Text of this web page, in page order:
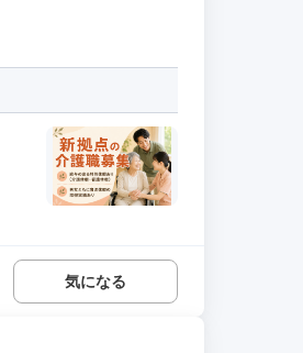
気になる